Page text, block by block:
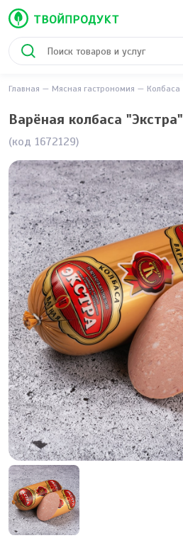
Главная Мясная гастрономия Колбаса
Варёная колбаса "Экстра"
(код 1672129)